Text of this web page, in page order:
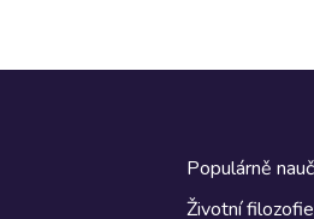
Populárně
Životní